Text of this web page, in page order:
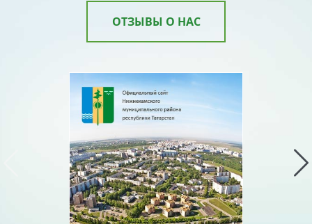
ОТЗЫВЫ О НАС